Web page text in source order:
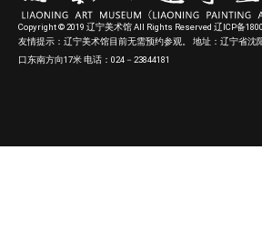
Copyright © 2019 辽宁美术馆 All Rights Reserved 辽ICP备
友情提示：辽宁美术馆目前无需预约参观。 地址：辽宁省沈
口东南方向17米 电话：024－23844181